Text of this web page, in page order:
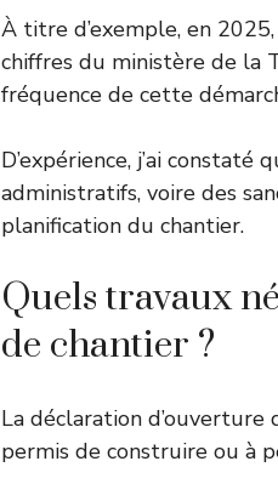
À titre d’exemple, en
chiffres du ministère de la
fréquence de cette
D’expérience, j’ai
administratifs, voire des
planification du chantier.
Quels travaux
de chantier ?
La déclaration
permis de construire ou à